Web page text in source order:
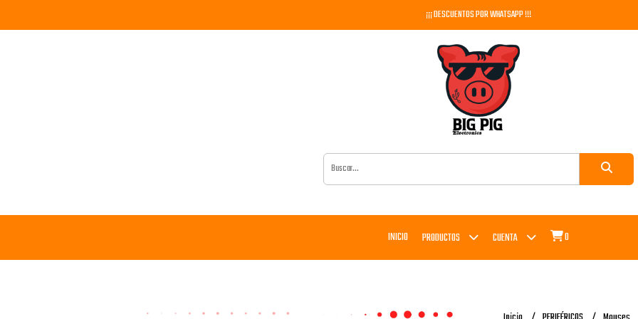
¡¡¡ DESCUENTOS POR WHATSAPP !!!
INICIO PRODUCTOS CUENTA 0